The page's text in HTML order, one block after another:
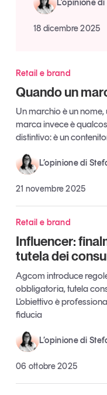
Video
Tutti gli appuntamenti
Chi siamo
Contatti
Tendenze
L’opinione
18 dicembre 2025
Retail e brand
Quando un
Un marchio è un
marca invece è
distintivo: è un
L’opinione di
21 novembre 2025
Retail e brand
Influencer:
tutela dei
Agcom introduce
obbligatoria, tutela
L'obiettivo è
fiducia
L’opinione di
06 ottobre 2025